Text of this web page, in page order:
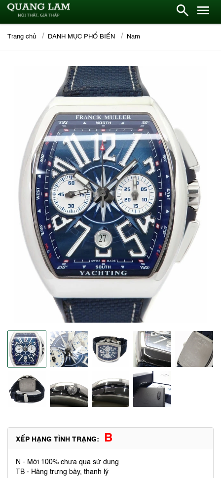
Trang chủ DANH MỤC PHỔ BIẾN Nam
XẾP HẠNG TÌNH TRẠNG: B
N - Mới 100% chưa qua sử dụng
TB - Hàng trưng bày, thanh lý